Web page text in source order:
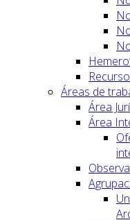
Áreas de
Área
Área